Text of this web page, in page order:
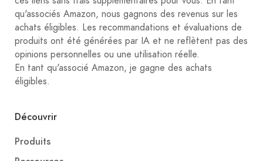
qu'associés Amazon, nous gagnons des revenus sur les
achats éligibles. Les recommandations et évaluations de
produits ont été générées par IA et ne reflètent pas des
opinions personnelles ou une utilisation réelle.
En tant qu'associé Amazon, je gagne des achats
éligibles.
Découvrir
Produits